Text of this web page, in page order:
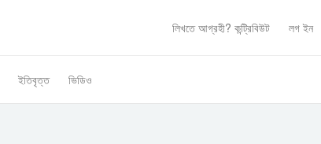
লিখতে আগ্রহী? কন্ট্রিবিউট লগ ইন
ইতিবৃত্ত ভিডিও